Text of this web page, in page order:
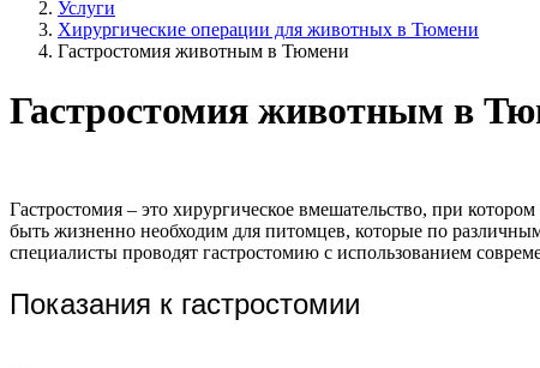
Услуги
Хирургические операции для животных в Тюмени
Гастростомия животным в Тюмени
Гастростомия животным в
Гастростомия – это хирургическое вмешательство, при
быть жизненно необходим для питомцев, которые по
специалисты проводят гастростомию с использованием
Показания к гастростомии